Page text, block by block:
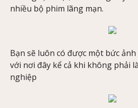
nhiều bộ phim lãng mạn.
Bạn sẽ luôn có được một bức ảnh
với nơi đây kể cả khi không phải
nghiệp